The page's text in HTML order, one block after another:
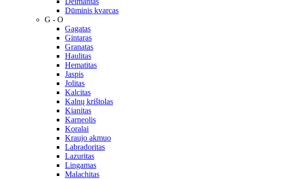
Dūminis kvarcas
G - O
Gagatas
Gintaras
Granatas
Haulitas
Hematitas
Jaspis
Jolitas
Kalcitas
Kalnų krištolas
Kianitas
Karneolis
Koralai
Kraujo akmuo
Labradoritas
Lazuritas
Lingamas
Malachitas